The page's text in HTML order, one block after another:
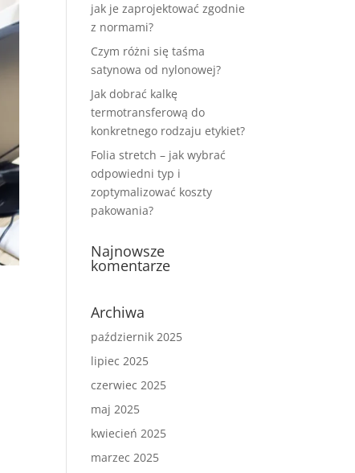
jak je zaprojektować zgodnie
z normami?
Czym różni się taśma
satynowa od nylonowej?
Jak dobrać kalkę
termotransferową do
konkretnego rodzaju etykiet?
Folia stretch – jak wybrać
odpowiedni typ i
zoptymalizować koszty
pakowania?
Najnowsze
komentarze
Archiwa
październik 2025
lipiec 2025
czerwiec 2025
maj 2025
kwiecień 2025
marzec 2025